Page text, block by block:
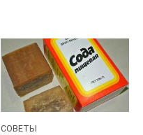
СОВЕТЫ